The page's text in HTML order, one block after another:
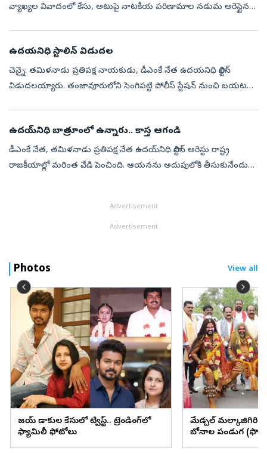
వ్యాఖ్యల వివాదంలో కేసు, అటుపై నాటకీయ పరిణామాల నడుమ అరెస్టైన
ఉదయనిధి స్టాలిన్ విడుదల
చెన్నై: తమిళనాడు ప్రతిపక్ష నాయకుడు, డీఎంకే నేత ఉదయనిధి స్టాలిన్
విడుదలయ్యారు. తంజావూరులోని సెంగిపట్టి పోలీస్ స్టేషన్ నుంచి బయటకు
ఉదయ్‌నిధి బాత్రూంలో ఉన్నారు.. కాస్త ఆగండి
డీఎంకే నేత, తమిళనాడు ప్రతిపక్ష నేత ఉదయ్‌నిధి స్టాలిన్‌ అరెస్టు రాష్ట్ర
రాజకీయాల్లో మరింత వేడి పెంచింది. ఆయనను అదుపులోకి తీసుకునేందుకు
Advertisement
Advertisement
Photos View all
విజయ్ విడాకుల కేసులో ట్విస్ట్.. ట్రెండింగ్‌లో
ఫ్యామిలీ ఫోటోలు
మేడ్చల్ మల్కాజిగిరి
బోనాల పండుగ